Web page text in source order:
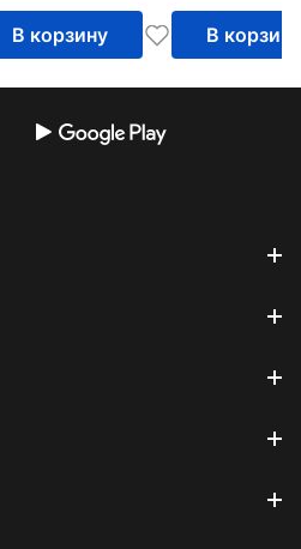
В корзину В корзину